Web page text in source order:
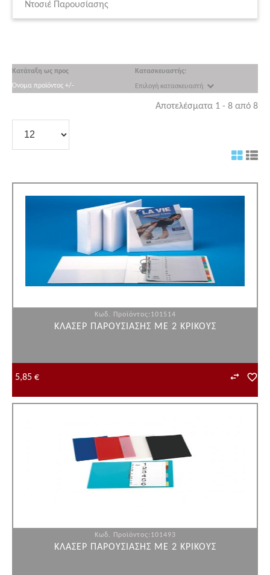
Ντοσιέ Παρουσίασης
Κατάταξη ως προς
Όνομα προϊόντος +/-
Κατασκευαστής:
Επιλογή κατασκευαστή
Αποτελέσματα 1 - 8 από 8
Κωδ. Προϊόντος:101514
ΚΛΑΣΕΡ ΠΑΡΟΥΣΙΑΣΗΣ ΜΕ 2 ΚΡΙΚΟΥΣ
5,85 €
Κωδ. Προϊόντος:101493
ΚΛΑΣΕΡ ΠΑΡΟΥΣΙΑΣΗΣ ΜΕ 2 ΚΡΙΚΟΥΣ